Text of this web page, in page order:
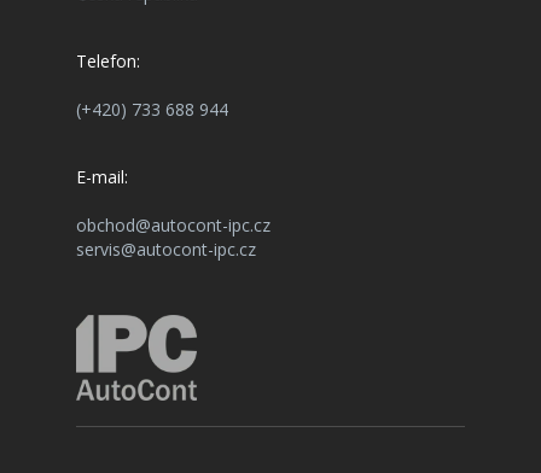
Telefon:
(+420) 733 688 944
E-mail:
obchod@autocont-ipc.cz
servis@autocont-ipc.cz